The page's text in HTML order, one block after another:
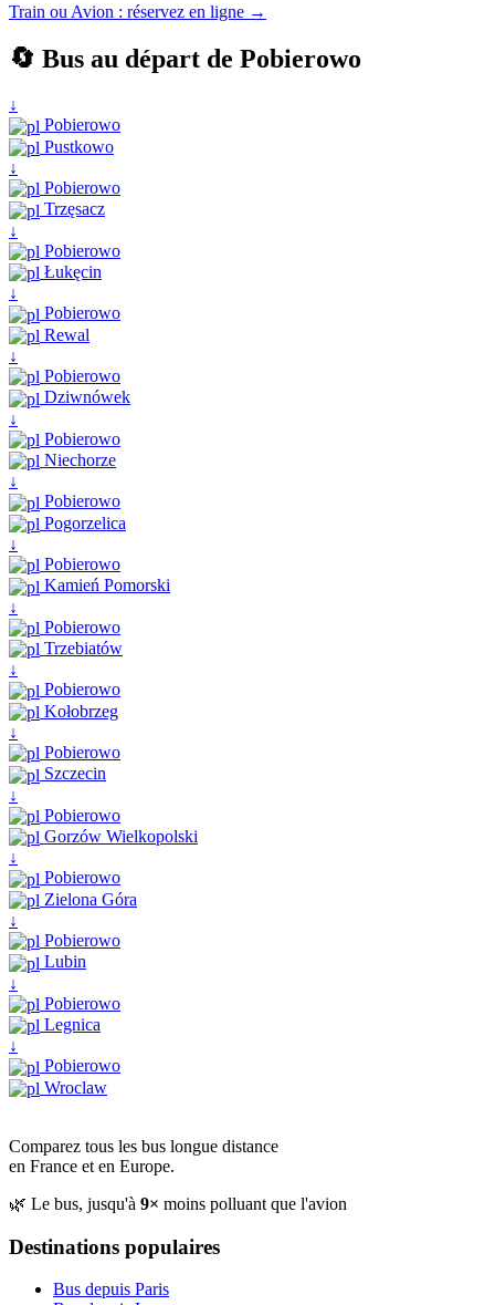
Train ou Avion : réservez en ligne →
🔄 Bus au départ de Pobierowo
↓
Pobierowo
Pustkowo
↓
Pobierowo
Trzęsacz
↓
Pobierowo
Łukęcin
↓
Pobierowo
Rewal
↓
Pobierowo
Dziwnówek
↓
Pobierowo
Niechorze
↓
Pobierowo
Pogorzelica
↓
Pobierowo
Kamień Pomorski
↓
Pobierowo
Trzebiatów
↓
Pobierowo
Kołobrzeg
↓
Pobierowo
Szczecin
↓
Pobierowo
Gorzów Wielkopolski
↓
Pobierowo
Zielona Góra
↓
Pobierowo
Lubin
↓
Pobierowo
Legnica
↓
Pobierowo
Wroclaw
Comparez tous les bus longue distance
en France et en Europe.
🌿 Le bus, jusqu'à 9× moins polluant que l'avion
Destinations populaires
Bus depuis Paris